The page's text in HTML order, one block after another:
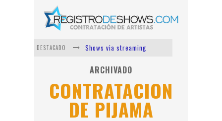
DESTACADO
Shows via streaming
Lit Killah
Nicki Nicole
Duki
Vi Em
ARCHIVADO
CONTRATACION
DE PIJAMA